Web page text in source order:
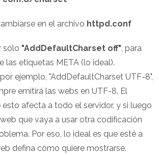
en el archivo httpd.conf
sólo "AddDefaultCharset off", para
las etiquetas META (lo ideal).
ejemplo, "AddDefaultCharset UTF-8",
emitirá las webs en UTF-8. El
afecta a todo el servidor, y si luego
que vaya a usar otra codificación
Por eso, lo ideal es que esté a
defina cómo quiere mostrarse.